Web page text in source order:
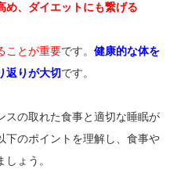
め、ダイエットにも繋げる
ことが重要です。 健康的な体を
返りが大切です。
スの取れた食事と適切な睡眠が
下のポイントを理解し、食事や
ょう。